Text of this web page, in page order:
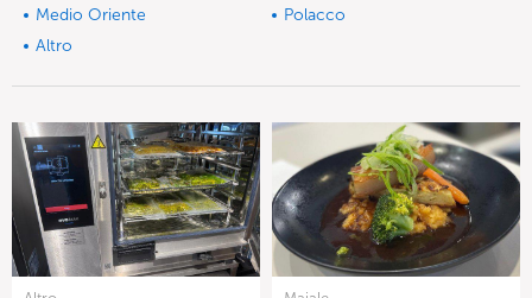
Medio Oriente
Polacco
Altro